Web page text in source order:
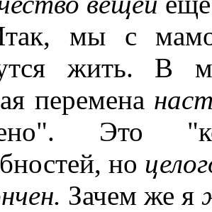
мы с
жить. В
перемена
Это
но
Зачем же я